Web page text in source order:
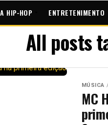
HIP-HOP ENTRETENIMENTO
All posts
MÚSICA
MC